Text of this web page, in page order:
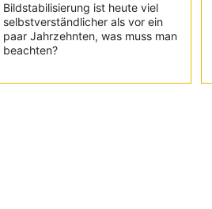
Bildstabilisierung ist heute viel
selbstverständlicher als vor ein
paar Jahrzehnten, was muss man
beachten?